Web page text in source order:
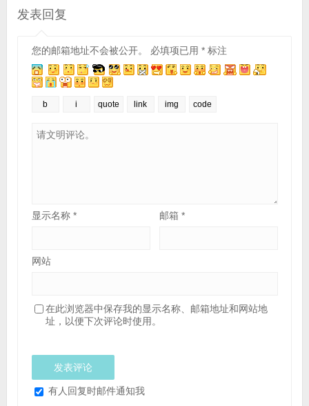
发表回复
您的邮箱地址不会被公开。 必填项已用 *标注
显示名称 * 邮箱*
网站
在此浏览器中保存我的显示名称、邮箱地址和网站地
址，以便下次评论时使用。
有人回复时邮件通知我